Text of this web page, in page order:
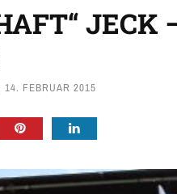
JECK
14. FEBRUAR 2015